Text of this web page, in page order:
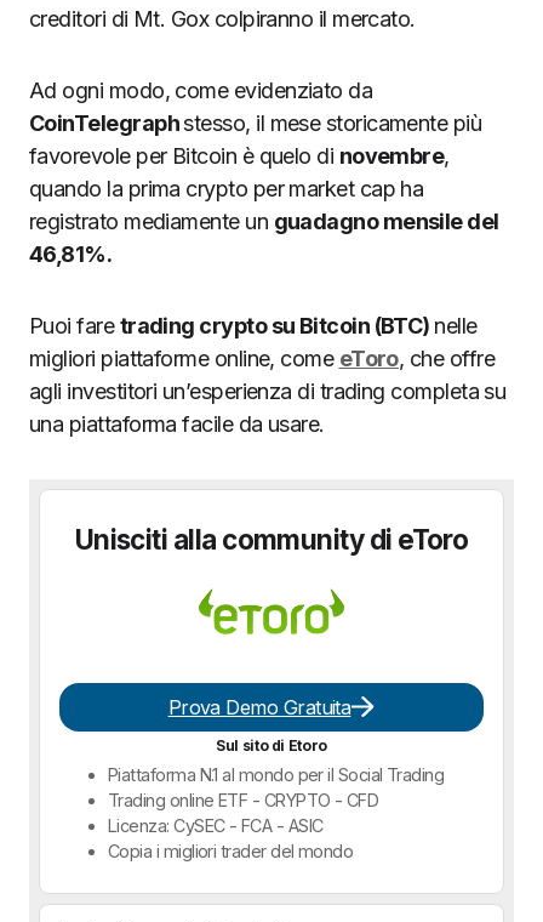
creditori di Mt. Gox colpiranno il mercato.
Ad ogni modo, come evidenziato da
CoinTelegraphstesso, il mese storicamente più
favorevole per Bitcoin è quelo di novembre,
quando la prima crypto per market cap ha
registrato mediamente un guadagno mensile del
46,81%.
Puoi faretrading crypto su Bitcoin (BTC) nelle
migliori piattaforme online, come eToro, che offre
agli investitori un’esperienza di trading completa su
una piattaforma facile da usare.
Unisciti alla community di eToro
Prova Demo Gratuita
Sul sito di Etoro
Piattaforma N.1 al mondo per il Social Trading
Trading online ETF - CRYPTO - CFD
Licenza: CySEC - FCA - ASIC
Copia i migliori trader del mondo